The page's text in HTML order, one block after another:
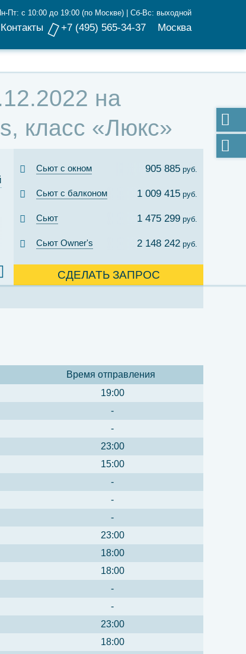
Контакты
Пт: с 10:00 до 19:00 (по Москве) | Сб-Вс: выходной
+7 (495) 565-34-37 Москва
на
класс «Люкс»
Сьют с окном 905 885 руб.
Сьют с балконом 1 009 415 руб.
Сьют 1 475 299 руб.
Сьют Owner's 2 148 242 руб.
СДЕЛАТЬ ЗАПРОС
Время отправления
19:00
-
-
23:00
15:00
-
-
-
23:00
18:00
18:00
-
-
23:00
18:00